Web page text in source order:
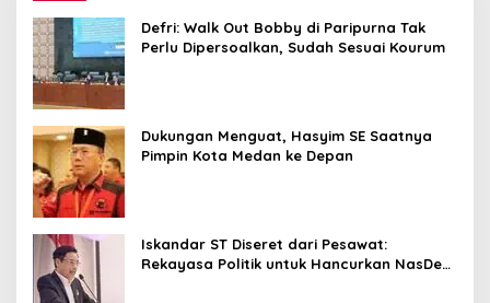
Defri: Walk Out Bobby di Paripurna Tak
Perlu Dipersoalkan, Sudah Sesuai Kourum
Dukungan Menguat, Hasyim SE Saatnya
Pimpin Kota Medan ke Depan
Iskandar ST Diseret dari Pesawat:
Rekayasa Politik untuk Hancurkan NasDem